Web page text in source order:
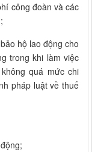
công đoàn và các
hộ lao động cho
trong khi làm việc
quá mức chi
pháp luật về thuế